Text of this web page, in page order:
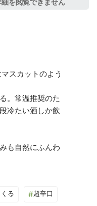
を閲覧できません
スカットのよう
。常温推奨のた
冷たい酒しか飲
も自然にふんわ
る #超辛口